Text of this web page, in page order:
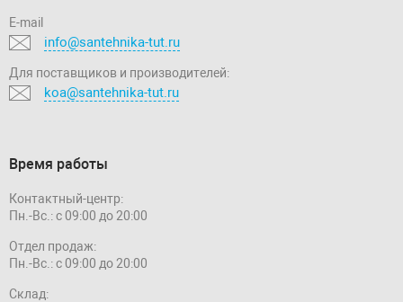
E-mail
info@santehnika-tut.ru
Для поставщиков и производителей:
koa@santehnika-tut.ru
Время работы
Контактный-центр:
Пн.-Вс.: с 09:00 до 20:00
Отдел продаж:
Пн.-Вс.: с 09:00 до 20:00
Склад: